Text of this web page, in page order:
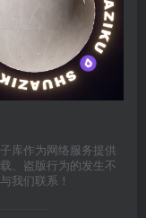
库作为网络服务提供
、盗版行为的发生不
我们联系！